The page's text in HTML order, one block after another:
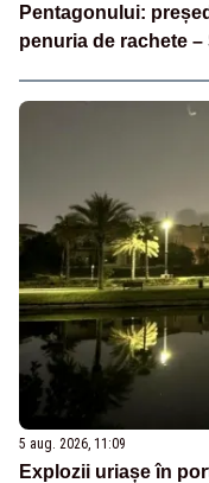
Pentagonului:
penuria de rachete –
5 aug. 2026, 11:09
Explozii uriașe în